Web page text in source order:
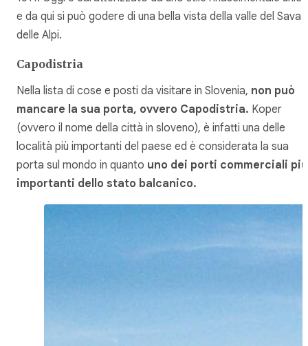
e da qui si può godere di una bella vista della valle del Sava
delle Alpi.
Capodistria
Nella lista di cose e posti da visitare in Slovenia, non può
mancare la sua porta, ovvero Capodistria. Koper
(ovvero il nome della città in sloveno), è infatti una delle
località più importanti del paese ed è considerata la sua
porta sul mondo in quanto uno dei porti commerciali più
importanti dello stato balcanico.